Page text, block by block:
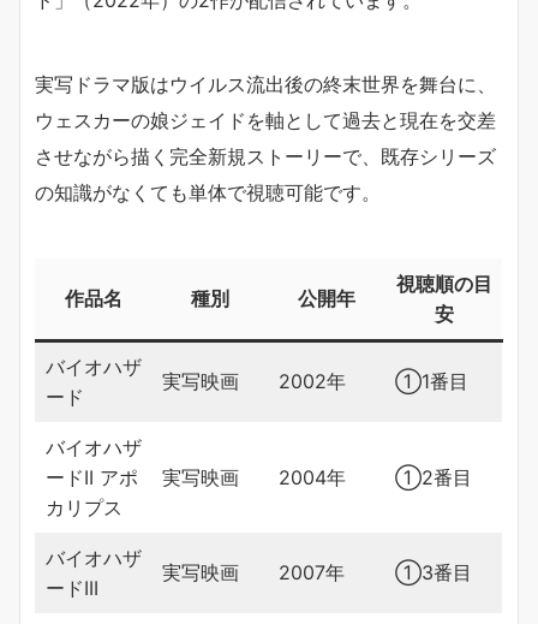
実写ドラマ版はウイルス流出後の終末世界を舞台に、
ウェスカーの娘ジェイドを軸として過去と現在を交差
させながら描く完全新規ストーリーで、既存シリーズ
の知識がなくても単体で視聴可能です。
作品名 種別 公開年
視聴順の目
安
バイオハザ
ード
実写映画 2002年 ①1番目
バイオハザ
ードII アポ
カリプス
実写映画 2004年 ①2番目
バイオハザ
ードIII
実写映画 2007年 ①3番目